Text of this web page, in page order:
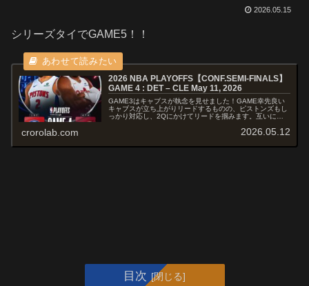
2026.05.15
シリーズタイでGAME5！！
2026 NBA PLAYOFFS【CONF.SEMI-FINALS】
GAME 4 : DET – CLE May 11, 2026
GAME3はキャブスが執念を見せました！GAME幸先良い
キャブスが立ち上がりリードするものの、ピストンズもし
っかり対応し、2Qにかけてリードを掴みます。互いに譲
crorolab.com 2026.05.12
目次